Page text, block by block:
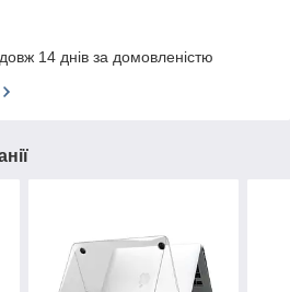
14 днів за домовленістю